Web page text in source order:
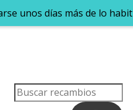
unos días más de lo